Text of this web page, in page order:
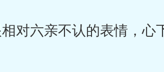
对六亲不认的表情，心